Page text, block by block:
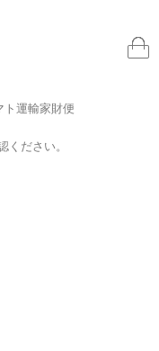
ト運輸家財便
ください。